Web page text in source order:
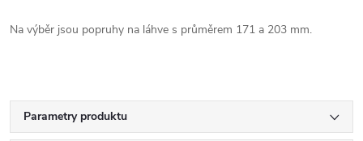
Na výběr jsou popruhy na láhve s průměrem 171 a 203 mm.
Parametry produktu